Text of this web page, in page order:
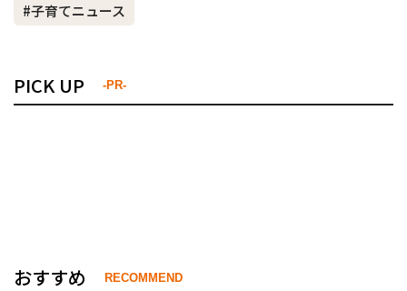
#子育てニュース
PICK UP -PR-
おすすめ RECOMMEND